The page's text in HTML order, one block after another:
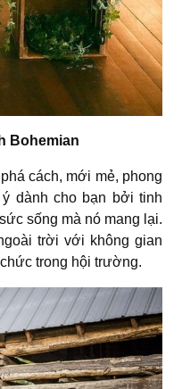
Bohemian
cách, mới mẻ, phong
dành cho bạn bởi tinh
sống mà nó mang lại.
trời với không gian
trong hội trường.